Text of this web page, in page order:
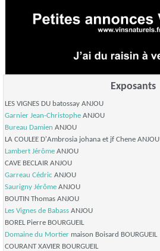
Exposants
LES VIGNES DU batossay ANJOU
Garnier Jean-Christophe ANJOU
Bureau Damien ANJOU
LA COULEE D'Ambrosia johana et jf Chene ANJOU
Lambert Jérôme ANJOU
CAVE BECLAIR ANJOU
Garreau Cédric ANJOU
Saurigny Jérôme ANJOU
BOUTIN Thomas ANJOU
Les Vignes de Babass ANJOU
BOREL Pierre BOURGUEIL
Domaine du Mortier maison Boisard BOURGUEIL
COURANT XAVIER BOURGUEIL